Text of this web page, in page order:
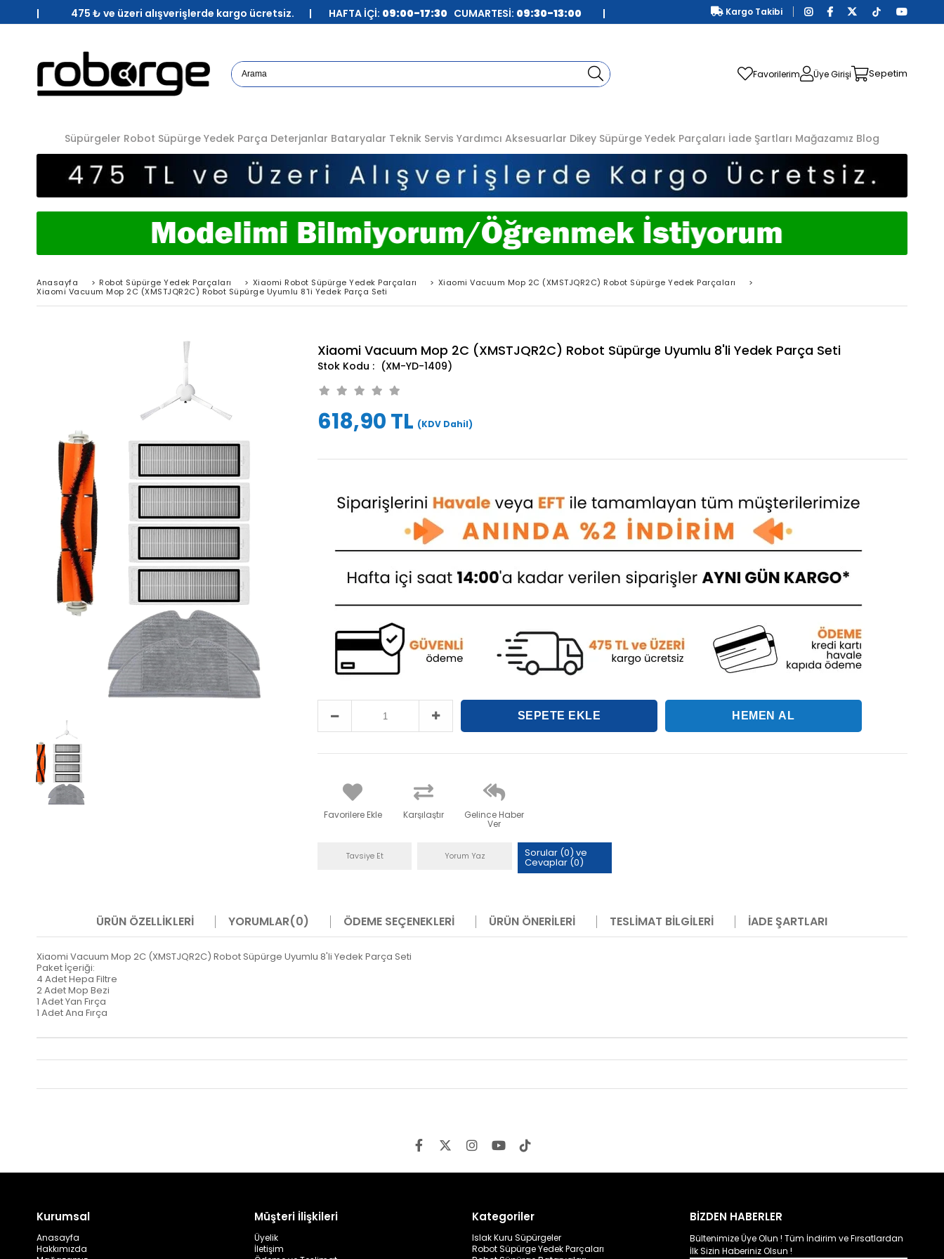
| 475 ₺ ve üzeri alışverişlerde kargo ücretsiz. | HAFTA İÇİ: 09:00-17:30 CUMARTESİ: 09:30-13:00 | Kargo Takibi
Favorilerim Üye Girişi Sepetim
Süpürgeler Robot Süpürge Yedek Parça Deterjanlar Bataryalar Teknik Servis Yardımcı Aksesuarlar Dikey Süpürge Yedek Parçaları İade Şartları Mağazamız Blog
Anasayfa > Robot Süpürge Yedek Parçaları > Xiaomi Robot Süpürge Yedek Parçaları > Xiaomi Vacuum Mop 2C (XMSTJQR2C) Robot Süpürge Yedek Parçaları
>
Xiaomi Vacuum Mop 2C (XMSTJQR2C) Robot Süpürge Uyumlu 8'li Yedek Parça Seti
Xiaomi Vacuum Mop 2C (XMSTJQR2C) Robot Süpürge Uyumlu 8'li Yedek Parça Seti
(XM-YD-1409)
618,90 TL (KDV Dahil)
Favorilere Ekle Karşılaştır Gelince Haber
Ver
Tavsiye Et Yorum Yaz Sorular (0) ve
Cevaplar (0)
ÜRÜN ÖZELLIKLERI YORUMLAR(0) ÖDEME SEÇENEKLERI ÜRÜN ÖNERILERI TESLIMAT BILGILERI İADE ŞARTLARI
Xiaomi Vacuum Mop 2C (XMSTJQR2C) Robot Süpürge Uyumlu 8'li Yedek Parça Seti
Paket İçeriği:
4 Adet Hepa Filtre
2 Adet Mop Bezi
1 Adet Yan Fırça
1 Adet Ana Fırça
Kurumsal
Anasayfa
Hakkımızda
Müşteri İlişkileri
Üyelik
İletişim
Kategoriler
Islak Kuru Süpürgeler
Robot Süpürge Yedek Parçaları
BİZDEN HABERLER
Bültenimize Üye Olun ! Tüm İndirim ve Fırsatlardan
İlk Sizin Haberiniz Olsun !